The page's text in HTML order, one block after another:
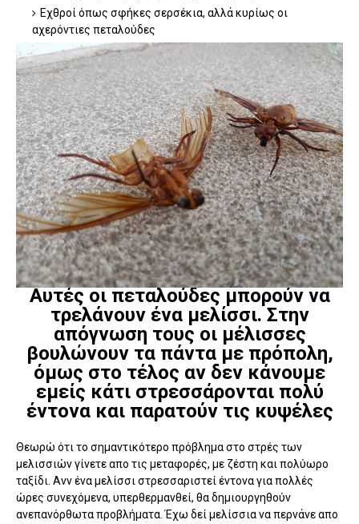
Εχθροί όπως σφήκες σερσέκια, αλλά κυρίως οι
αχερόντιες πεταλούδες
Αυτές οι πεταλούδες μπορούν να
τρελάνουν ένα μελίσσι. Στην
απόγνωση τους οι μέλισσες
βουλώνουν τα πάντα με πρόπολη,
όμως στο τέλος αν δεν κάνουμε
εμείς κάτι στρεσσάρονται πολύ
έντονα και παρατούν τις κυψέλες
Θεωρώ ότι το σημαντικότερο πρόβλημα στο στρές των
μελισσιών γίνετε απο τις μεταφορές, με ζέστη και πολύωρο
ταξίδι. Ανν ένα μελίσσι στρεσσαριστεί έντονα για πολλές
ώρες συνεχόμενα, υπερθερμανθεί, θα δημιουργηθούν
ανεπανόρθωτα προβλήματα. Έχω δεί μελίσσια να περνάνε απο